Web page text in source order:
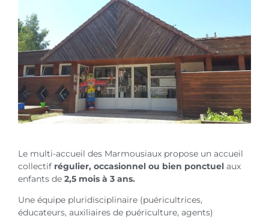
Le multi-accueil des Marmousiaux propose un accueil
collectif régulier, occasionnel ou bien ponctuel aux
enfants de 2,5 mois à 3 ans.
Une équipe pluridisciplinaire (puéricultrices,
éducateurs, auxiliaires de puériculture, agents)